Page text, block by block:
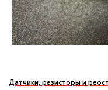
Датчики, резисторы и